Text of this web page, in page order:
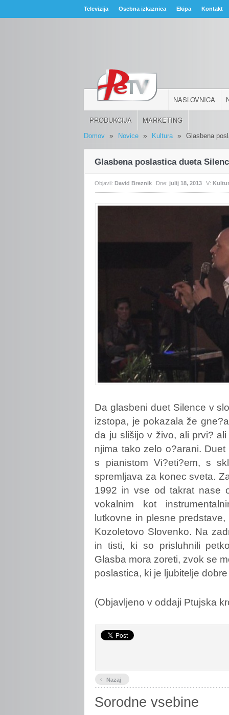
Televizija Osebna izkaznica Ekipa Kontakt
NASLOVNICA
PRODUKCIJA MARKETING
Domov » Novice » Kultura » Glasbena
Glasbena poslastica dueta
Objavil:David Breznik Dne: julij 18, 2013 V:
Daglasbeni duet Silence v
izstopa, je pokazala že
da ju slišijo v živo, ali prvi?
njima tako zelo o?arani.
s pianistom Vi?eti?em, s
spremljava za konec sveta.
1992 in vse od takrat nase
vokalnim kot
lutkovne in plesne
Kozoletovo Slovenko. Na
in tisti, ki so prisluhnili
Glasba mora zoreti, zvok se
poslastica, ki je ljubitelje
(Objavljeno v oddaji Ptujska
‹ Nazaj
Sorodne vsebine